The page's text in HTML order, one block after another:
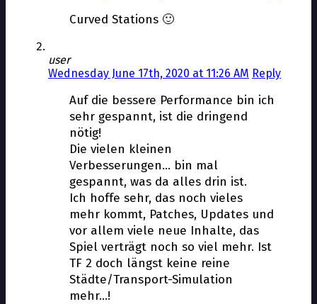
Curved Stations 🙂
user
Wednesday June 17th, 2020 at 11:26 AM Reply
Auf die bessere Performance bin ich
sehr gespannt, ist die dringend
nötig!
Die vielen kleinen
Verbesserungen… bin mal
gespannt, was da alles drin ist.
Ich hoffe sehr, das noch vieles
mehr kommt, Patches, Updates und
vor allem viele neue Inhalte, das
Spiel verträgt noch so viel mehr. Ist
TF 2 doch längst keine reine
Städte/Transport-Simulation
mehr…!